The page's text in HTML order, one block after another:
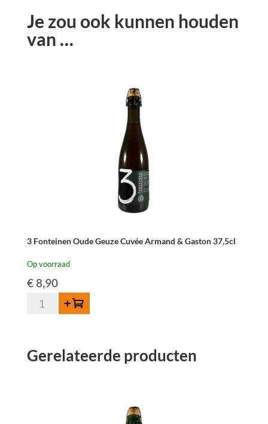
Je zou ook kunnen houden
van …
3 Fonteinen Oude Geuze Cuvée Armand & Gaston 37,5cl
Op voorraad
€8,90
Fonteinen
Cuvée
Toevoegen
Gerelateerde producten